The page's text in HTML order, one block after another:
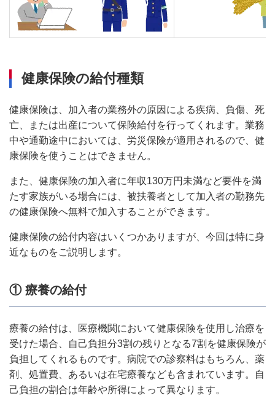
健康保険の給付種類
健康保険は、加入者の業務外の原因による疾病、負傷、死
亡、または出産について保険給付を行ってくれます。業務
中や通勤途中においては、労災保険が適用されるので、健
康保険を使うことはできません。
また、健康保険の加入者に年収130万円未満など要件を満
たす家族がいる場合には、被扶養者として加入者の勤務先
の健康保険へ無料で加入することができます。
健康保険の給付内容はいくつかありますが、今回は特に身
近なものをご説明します。
① 療養の給付
療養の給付は、医療機関において健康保険を使用し治療を
受けた場合、自己負担分3割の残りとなる7割を健康保険が
負担してくれるものです。病院での診察料はもちろん、薬
剤、処置費、あるいは在宅療養なども含まれています。自
己負担の割合は年齢や所得によって異なります。